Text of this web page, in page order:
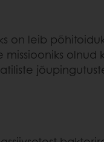
on leib
missiooniks